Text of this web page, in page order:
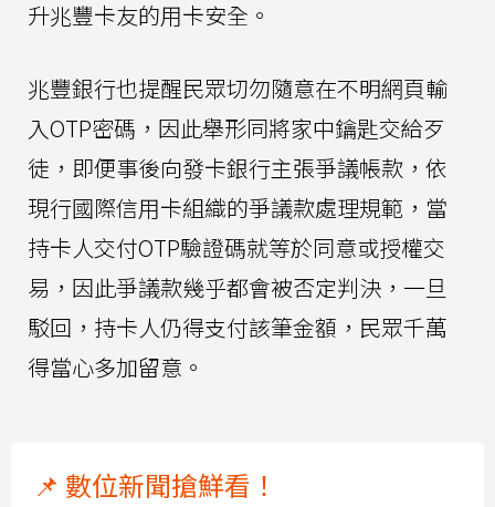
升兆豐卡友的用卡安全。
兆豐銀行也提醒民眾切勿隨意在不明網頁輸
入OTP密碼，因此舉形同將家中鑰匙交給歹
徒，即便事後向發卡銀行主張爭議帳款，依
現行國際信用卡組織的爭議款處理規範，當
持卡人交付OTP驗證碼就等於同意或授權交
易，因此爭議款幾乎都會被否定判決，一旦
駁回，持卡人仍得支付該筆金額，民眾千萬
得當心多加留意。
📌 數位新聞搶鮮看！